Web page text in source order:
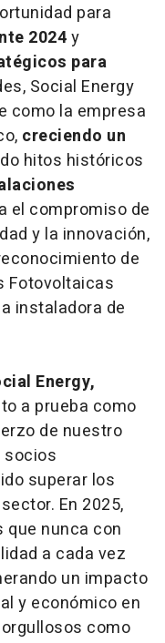
para
2024y
para
Social Energy
como la empresa
creciendo un
hitos históricos
el compromiso de
y la innovación,
de
Fotovoltaicas
instaladora de
Energy,
a prueba como
de nuestro
socios
superar los
En 2025,
nunca con
a cada vez
un impacto
y económico en
como